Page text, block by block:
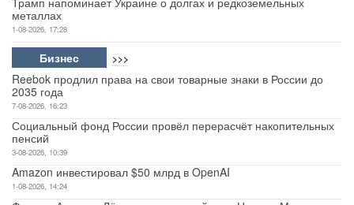
металлах
1-08-2026, 17:28
Бизнес >>>
Reebok продлил права на свои товарные знаки в России до
2035 года
7-08-2026, 16:23
Социальный фонд России провёл перерасчёт накопительных
пенсий
3-08-2026, 10:39
Amazon инвестировал $50 млрд в OpenAI
1-08-2026, 14:24